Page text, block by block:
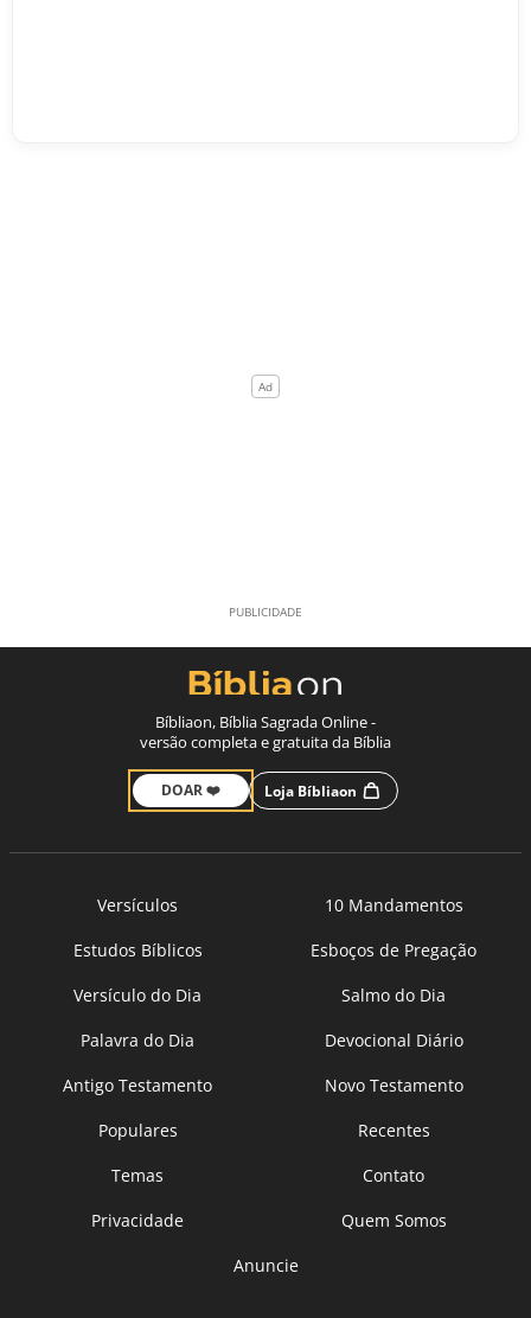
Bíbliaon, Bíblia Sagrada Online -
versão completa e gratuita da Bíblia
DOAR ❤️ Loja Bíbliaon
Versículos
10 Mandamentos
Estudos Bíblicos
Esboços de Pregação
Versículo do Dia
Salmo do Dia
Palavra do Dia
Devocional Diário
Antigo Testamento
Novo Testamento
Populares
Recentes
Temas
Contato
Privacidade
Quem Somos
Anuncie